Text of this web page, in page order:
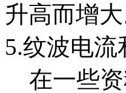
升高而增大
5.纹波电流
在一些资